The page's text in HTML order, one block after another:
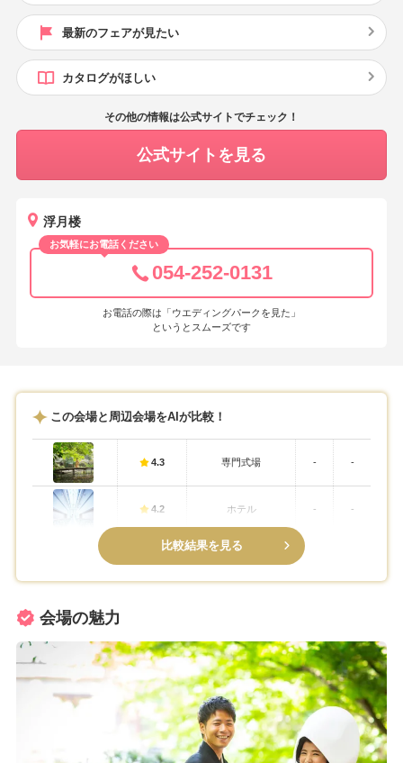
最新のフェアが見たい
カタログがほしい
その他の情報は公式サイトでチェック！
公式サイトを見る
浮月楼
お気軽にお電話ください
054-252-0131
お電話の際は「ウエディングパークを見た」
というとスムーズです
この会場と周辺会場をAIが比較！
4.3 専門式場 - -
4.2 ホテル - -
比較結果を見る
会場の魅力